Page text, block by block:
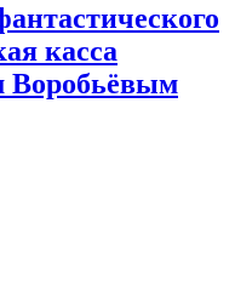
касса
Воробьёвым